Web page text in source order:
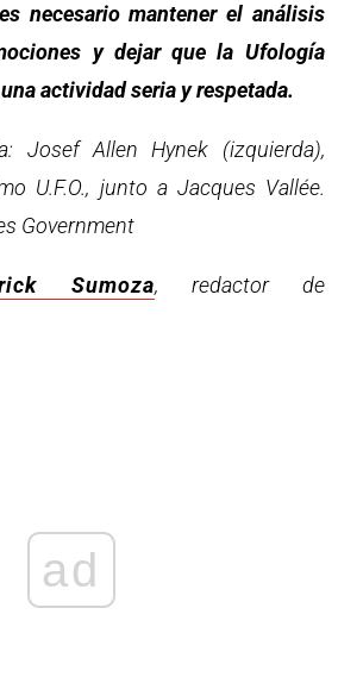
necesario mantener el análisis
y dejar que la Ufología
actividad seria y respetada.
Josef Allen Hynek (izquierda),
U.F.O., junto a Jacques Vallée.
Government
Sumoza, redactor de
ad